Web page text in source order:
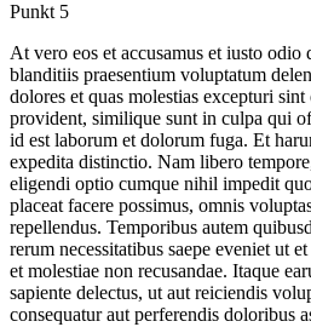
Punkt 5
At vero eos et accusamus et iusto odio
blanditiis praesentium voluptatum
dolores et quas molestias excepturi
provident, similique sunt in culpa qui
id est laborum et dolorum fuga. Et
expedita distinctio. Nam libero
eligendi optio cumque nihil impedit
placeat facere possimus, omnis
repellendus. Temporibus autem
rerum necessitatibus saepe eveniet ut
et molestiae non recusandae. Itaque
sapiente delectus, ut aut reiciendis
consequatur aut perferendis doloribus